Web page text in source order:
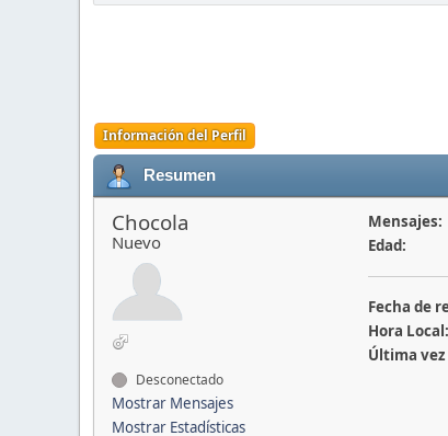
Información del Perfil
Resumen
Chocola
Nuevo
Desconectado
Mostrar Mensajes
Mostrar Estadísticas
Mensajes:
Edad:
Fecha de
Hora Local:
Última